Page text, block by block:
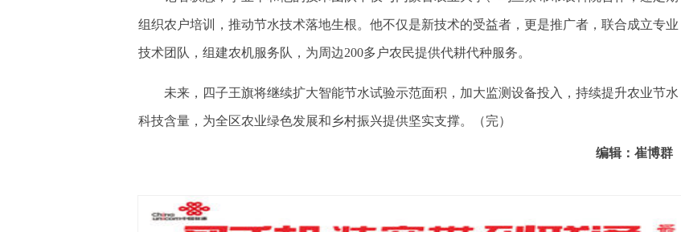
组织农户培训，推动节水技术落地生根。他不仅是新技术的受益者，更是推广者，联合成立专业
技术团队，组建农机服务队，为周边200多户农民提供代耕代种服务。
未来，四子王旗将继续扩大智能节水试验示范面积，加大监测设备投入，持续提升农业节水
科技含量，为全区农业绿色发展和乡村振兴提供坚实支撑。（完）
编辑：崔博群